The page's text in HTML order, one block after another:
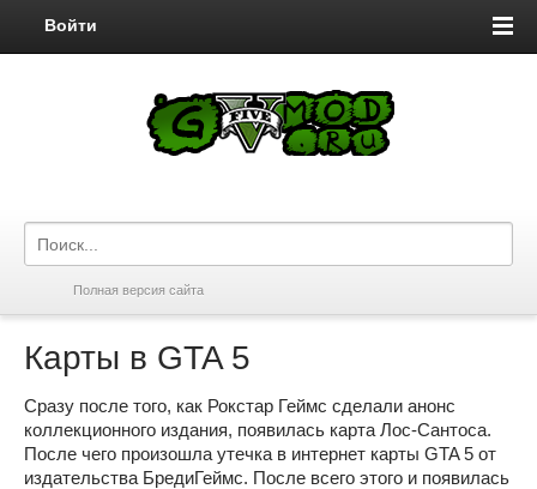
Войти
Полная версия сайта
Карты в GTA 5
Сразу после того, как Рокстар Геймс сделали анонс
коллекционного издания, появилась карта Лос-Сантоса.
После чего произошла утечка в интернет карты GTA 5 от
издательства БредиГеймс. После всего этого и появилась